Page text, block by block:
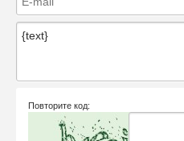
Повторите код: